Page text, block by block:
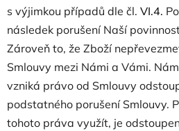
s výjimkou případů dle čl. VI.4.
následek porušení Naší
Zároveň to, že Zboží
Smlouvy mezi Námi a Vámi.
vzniká právo od Smlouvy
podstatného porušení Smlouvy.
tohoto práva využít, je